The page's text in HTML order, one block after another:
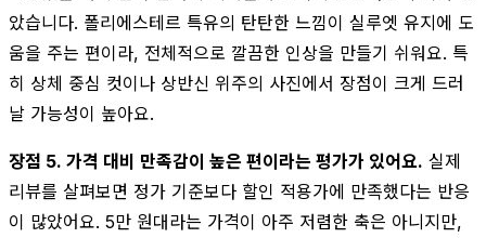
았습니다. 폴리에스테르 특유의 탄탄한 느낌이 실루엣 유지에 도
움을 주는 편이라, 전체적으로 깔끔한 인상을 만들기 쉬워요. 특
히 상체 중심 컷이나 상반신 위주의 사진에서 장점이 크게 드러
날 가능성이 높아요.
장점 5. 가격 대비 만족감이 높은 편이라는 평가가 있어요. 실제
리뷰를 살펴보면 정가 기준보다 할인 적용가에 만족했다는 반응
이 많았어요. 5만 원대라는 가격이 아주 저렴한 축은 아니지만,